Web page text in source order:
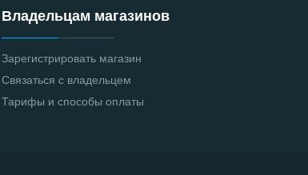
Владельцам магазинов
Зарегистрировать магазин
Связаться с владельцем
Тарифы и способы оплаты